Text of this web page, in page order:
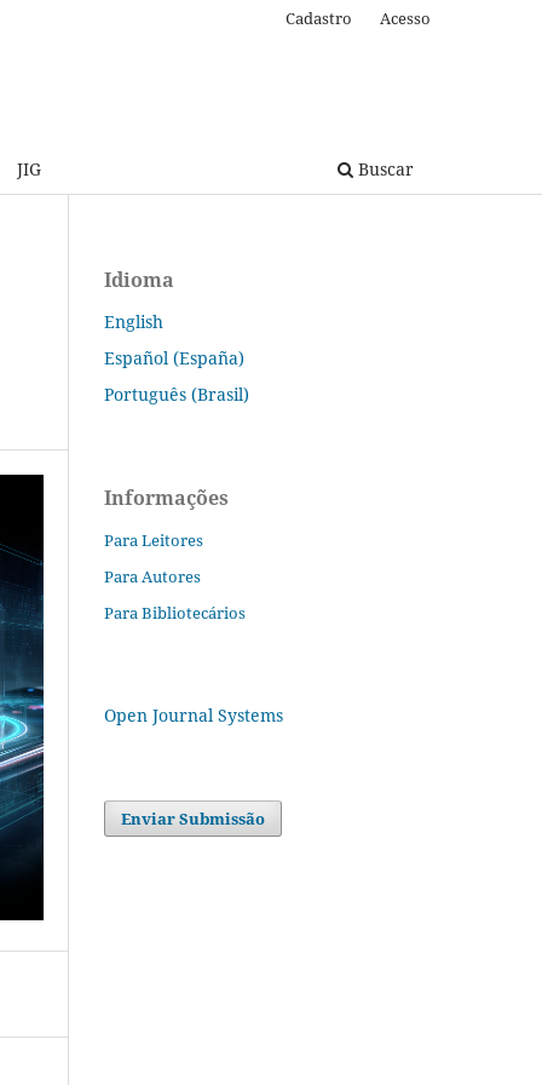
JIG Buscar
Cadastro Acesso
Idioma
English
Español (España)
Português (Brasil)
Informações
Para Leitores
Para Autores
Para Bibliotecários
Open Journal Systems
Enviar Submissão